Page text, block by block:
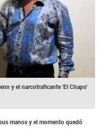
y el narcotraficante 'El Chapo'
manos y el momento quedó